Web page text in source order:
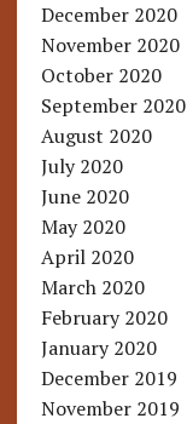
December 2020
November 2020
October 2020
September 2020
August 2020
July 2020
June 2020
May 2020
April 2020
March 2020
February 2020
January 2020
December 2019
November 2019